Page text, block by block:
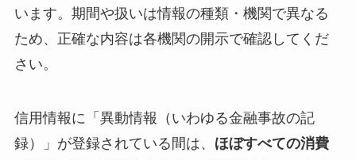
います。期間や扱いは情報の種類・機関で異なる
ため、正確な内容は各機関の開示で確認してくだ
さい。
信用情報に「異動情報（いわゆる金融事故の記
録）」が登録されている間は、 ほぼすべての消費